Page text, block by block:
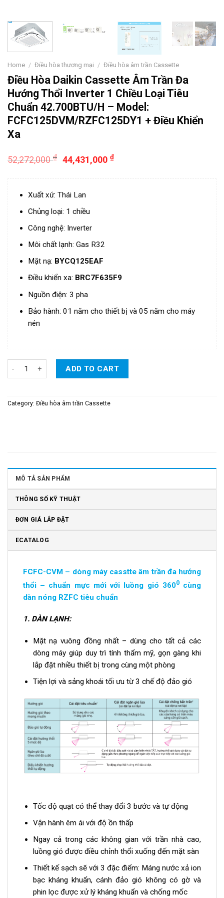
Home / Điều hòa thương mại / Điều hòa âm trần Cassette
Điều Hòa Daikin Cassette Âm Trần Đa
Hướng Thổi Inverter 1 Chiều Loại Tiêu
Chuẩn 42.700BTU/H – Model:
FCFC125DVM/RZFC125DY1 + Điều Khiển
Xa
52,272,000₫ 44,431,000₫
Xuất xứ: Thái Lan
Chủng loại: 1 chiều
Công nghệ: Inverter
Môi chất lạnh: Gas R32
Mặt nạ: BYCQ125EAF
Điều khiển xa: BRC7F635F9
Nguồn điện: 3 pha
Bảo hành: 01 năm cho thiết bị và 05 năm cho máy
nén
Điều Hòa Daikin Cassette Âm Trần Đa Hướng Thổi Inverter 1
ADD TO CART
Category: Điều hòa âm trần Cassette
MÔ TẢ SẢN PHẨM
THÔNG SỐ KỸ THUẬT
ĐƠN GIÁ LẮP ĐẶT
ECATALOG
FCFC-CVM – dòng máy casstte âm trần đa hướng
thổi – chuẩn mực mới với luồng gió 3600cùng
dàn nóng RZFC tiêu chuẩn
1. DÀN LẠNH:
Mặt nạ vuông đồng nhất – dùng cho tất cả các
dòng máy giúp duy trì tính thẩm mỹ, gọn gàng khi
lắp đặt nhiều thiết bị trong cùng một phòng
Tiện lợi và sảng khoái tối ưu từ 3 chế độ đảo gió
Tốc độ quạt có thể thay đổi 3 bước và tự động
Vận hành êm ái với độ ồn thấp
Ngay cả trong các không gian với trần nhà cao,
luồng gió được điều chỉnh thổi xuống đến mặt sàn
Thiết kế sạch sẽ với 3 đặc điểm: Máng nước xả ion
bạc kháng khuẩn, cánh đảo gió không có gờ và
phin lọc được xử lý kháng khuẩn và chống mốc